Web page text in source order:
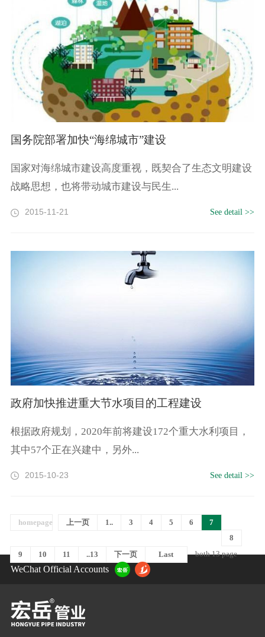
国务院部署加快“海绵城市”建设
国家对海绵城市建设高度重视，既契合了生态文明建设
战略思想，也将带动城市建设与民生...
2015-11-21 See detail >>
政府加快推进重大节水项目的工程建设
根据政府规划，2020年前将建设172个重大水利项目，
其中57个正在兴建中，另外...
2015-10-23 See detail >>
homepage 上一页 1.. 3 4 5 6
7
8
9
10 11 ..13 下一页 Last both 13 page
WeChat Official Accounts